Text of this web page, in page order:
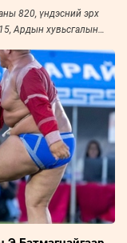
820, үндэсний эрх
Ардын хувьсгалын
зохион байгуулагдаж,